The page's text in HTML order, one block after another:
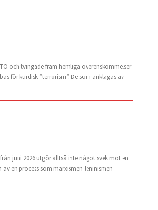
och tvingade fram hemliga överenskommelser
för kurdisk ”terrorism”. De som anklagas av
juni 2026 utgör alltså inte något svek mot en
en process som marxismen-leninismen-